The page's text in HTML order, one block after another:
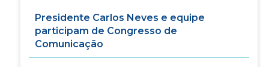
Presidente Carlos Neves e equipe
participam de Congresso de
Comunicação